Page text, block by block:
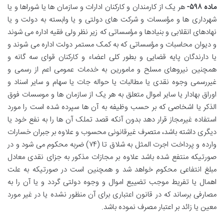
ماده ۵۹۸-
هر یک از کارمندان و کارکنان ادارات و سازمان ها یا شوراها و یا
شهرداری ها و مؤسسات و شرکت های دولتی و یا وابسته به دولت و یا
نهادهای انقلابی و بنیادها و مؤسساتی که زیر نظر ولی فقیه اداره می شوند
و دیوان محاسبات و مؤسساتی که به کمک مستمر دولت اداره می شوند و
یا دارندگان پایه قضایی و بطور کلی اعضاء و کارکنان قوای سه گانه و
همچنین نیروهای مسلح و مامورین به خدمات عمومی اعم از رسمی و
غیررسمی وجوه نقدی یا مطالبات یا حواله جات یا سهام و سایر اسناد و
اوراق بهادار یا سایر اموال متعلق به هر یک از سازمان ها و موسسات فوق
الذکر یا اشخاصی که بر حسب وظیفه به آن ها سپرده شده است را مورد
استفاده غیرمجاز قرار دهد بدون آنکه قصد تملک آن ها را به نفع خود یا
دیگری داشته باشد، متصرف غیرقانونی محسوب و علاوه بر جبران خسارات
وارده و پرداخت اجرت المثل به شلاق تا (۷۴) ضربه محکوم می شود و در
صورتیکه منتفع شده باشد علاوه بر مجازات مذکور به جزای نقدی معادل
مبلغ انتفاعی محکوم خواهد شد و همچنین است در صورتیکه به علت
اهمال یا تفریط موجب تضییع اموال و وجوه دولتی گردد و یا آن را به
مصارفی برساند که در قانون اعتباری برای آن منظور نشده یا در غیر مورد
معین یا زائد بر اعتبار مصرف نموده باشد.